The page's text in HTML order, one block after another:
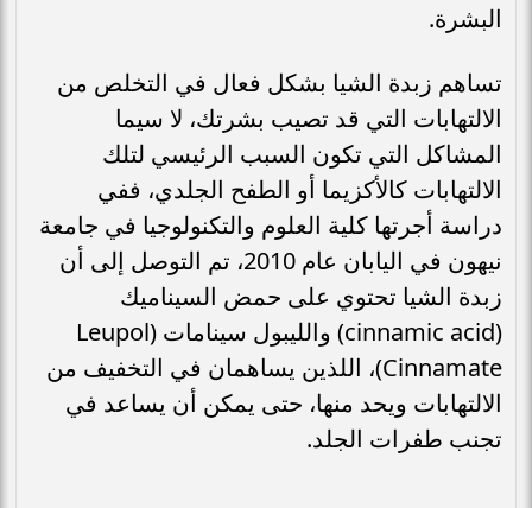
البشرة.
تساهم زبدة الشيا بشكل فعال في التخلص من
الالتهابات التي قد تصيب بشرتك، لا سيما
المشاكل التي تكون السبب الرئيسي لتلك
الالتهابات كالأكزيما أو الطفح الجلدي، ففي
دراسة أجرتها كلية العلوم والتكنولوجيا في جامعة
نيهون في اليابان عام 2010، تم التوصل إلى أن
زبدة الشيا تحتوي على حمض السيناميك
(cinnamic acid) والليبول سينامات (Leupol
Cinnamate)، اللذين يساهمان في التخفيف من
الالتهابات ويحد منها، حتى يمكن أن يساعد في
تجنب طفرات الجلد.